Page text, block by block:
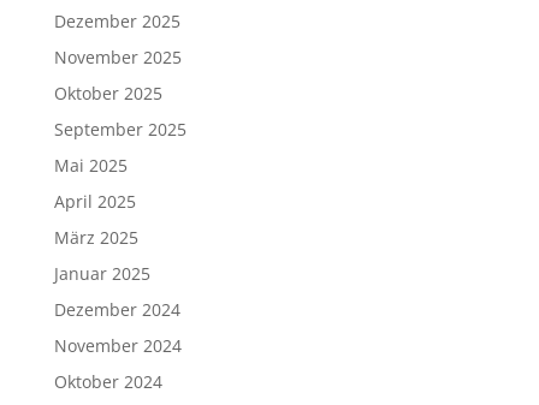
Dezember 2025
November 2025
Oktober 2025
September 2025
Mai 2025
April 2025
März 2025
Januar 2025
Dezember 2024
November 2024
Oktober 2024